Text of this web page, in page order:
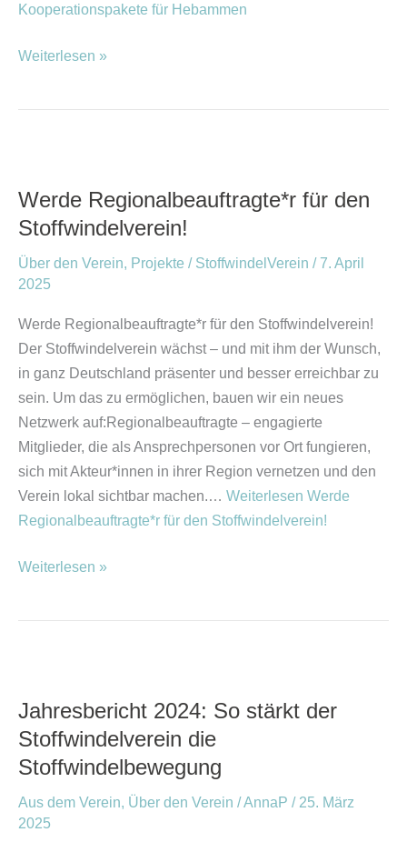
Kooperationspakete für Hebammen
Weiterlesen »
Werde Regionalbeauftragte*r für den
Stoffwindelverein!
Über den Verein, Projekte / StoffwindelVerein / 7. April
2025
Werde Regionalbeauftragte*r für den Stoffwindelverein!
Der Stoffwindelverein wächst – und mit ihm der Wunsch,
in ganz Deutschland präsenter und besser erreichbar zu
sein. Um das zu ermöglichen, bauen wir ein neues
Netzwerk auf:Regionalbeauftragte – engagierte
Mitglieder, die als Ansprechpersonen vor Ort fungieren,
sich mit Akteur*innen in ihrer Region vernetzen und den
Verein lokal sichtbar machen.… Weiterlesen Werde
Regionalbeauftragte*r für den Stoffwindelverein!
für
den
Weiterlesen »
Jahresbericht 2024: So stärkt der
Stoffwindelverein die
Stoffwindelbewegung
Aus dem Verein, Über den Verein /AnnaP / 25. März
2025
So
stärkt
der
die
Stoffwindelbewegung